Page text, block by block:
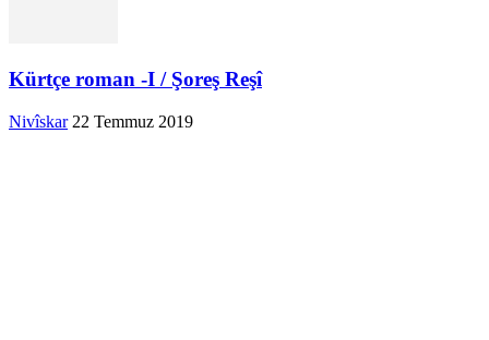
Kürtçe roman -I / Şoreş Reşî
Nivîskar 22 Temmuz 2019